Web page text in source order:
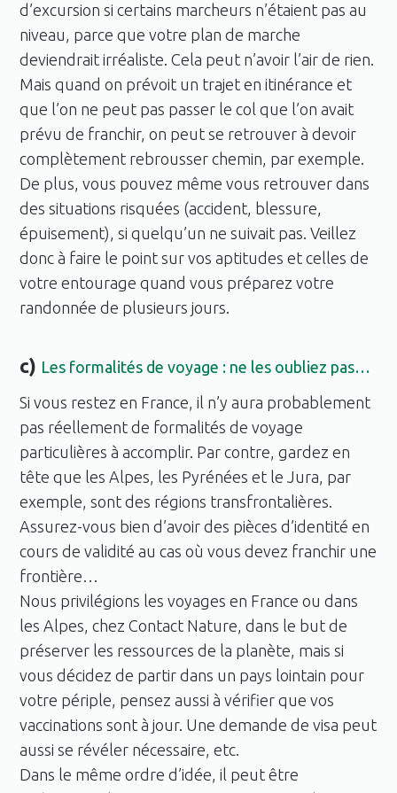
d’excursion si certains marcheurs n’étaient pas au
niveau, parce que votre plan de marche
deviendrait irréaliste. Cela peut n’avoir l’air de rien.
Mais quand on prévoit un trajet en itinérance et
que l’on ne peut pas passer le col que l’on avait
prévu de franchir, on peut se retrouver à devoir
complètement rebrousser chemin, par exemple.
De plus, vous pouvez même vous retrouver dans
des situations risquées (accident, blessure,
épuisement), si quelqu’un ne suivait pas. Veillez
donc à faire le point sur vos aptitudes et celles de
votre entourage quand vous préparez votre
randonnée de plusieurs jours.
c) Les formalités de voyage : ne les oubliez pas…
Si vous restez en France, il n’y aura probablement
pas réellement de formalités de voyage
particulières à accomplir. Par contre, gardez en
tête que les Alpes, les Pyrénées et le Jura, par
exemple, sont des régions transfrontalières.
Assurez-vous bien d’avoir des pièces d’identité en
cours de validité au cas où vous devez franchir une
frontière…
Nous privilégions les voyages en France ou dans
les Alpes, chez Contact Nature, dans le but de
préserver les ressources de la planète, mais si
vous décidez de partir dans un pays lointain pour
votre périple, pensez aussi à vérifier que vos
vaccinations sont à jour. Une demande de visa peut
aussi se révéler nécessaire, etc.
Dans le même ordre d’idée, il peut être